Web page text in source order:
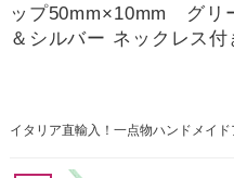
ップ50mm×10mm グリ
＆シルバー ネックレス付
イタリア直輸入！一点物ハンドメイ